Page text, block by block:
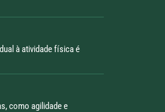
à atividade física é
como agilidade e